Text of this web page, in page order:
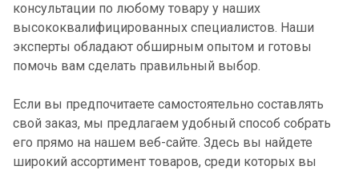
консультации по любому товару у наших
высококвалифицированных специалистов. Наши
эксперты обладают обширным опытом и готовы
помочь вам сделать правильный выбор.
Если вы предпочитаете самостоятельно составлять
свой заказ, мы предлагаем удобный способ собрать
его прямо на нашем веб-сайте. Здесь вы найдете
широкий ассортимент товаров, среди которых вы